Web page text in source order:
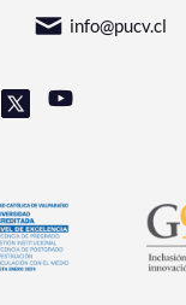
info@pucv.cl